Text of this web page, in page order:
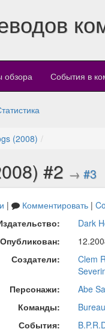
обзора События в
(2008)
#2 → #3
| Комментировать|
Dark
Опубликован:
Создатели:
Clem
Персонажи:
Abe
Команды:
События: